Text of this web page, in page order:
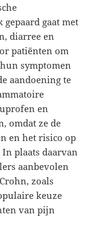
gaat met
diarree en
patiënten om
symptomen
aandoening te
en
omdat ze de
en het risico op
plaats daarvan
aanbevolen
zoals
keuze
van pijn